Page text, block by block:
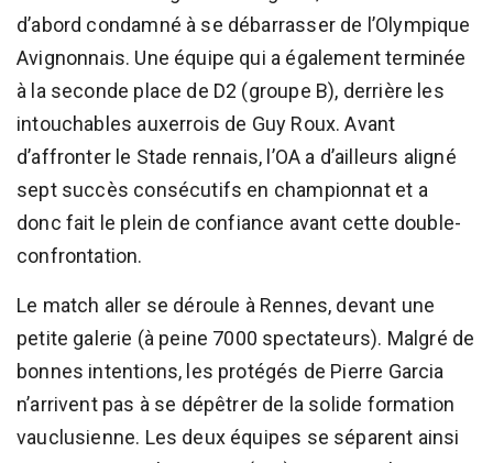
d’abord condamné à se débarrasser de l’Olympique
Avignonnais. Une équipe qui a également terminée
à la seconde place de D2 (groupe B), derrière les
intouchables auxerrois de Guy Roux. Avant
d’affronter le Stade rennais, l’OA a d’ailleurs aligné
sept succès consécutifs en championnat et a
donc fait le plein de confiance avant cette double-
confrontation.
Le match aller se déroule à Rennes, devant une
petite galerie (à peine 7000 spectateurs). Malgré de
bonnes intentions, les protégés de Pierre Garcia
n’arrivent pas à se dépêtrer de la solide formation
vauclusienne. Les deux équipes se séparent ainsi